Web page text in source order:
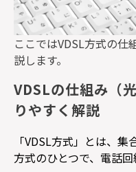
ここではVDSL方式の仕
説します。
VDSLの仕組み（
りやすく解説
「VDSL方式」とは、集
方式のひとつで、電話回